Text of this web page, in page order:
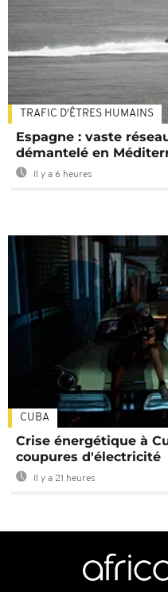
TRAFIC D'ÊTRES HUMAINS
Espagne : vaste
démantelé en
Il y a 6 heures
CUBA
Crise énergétique à
coupures d'électricité
Il y a 21 heures